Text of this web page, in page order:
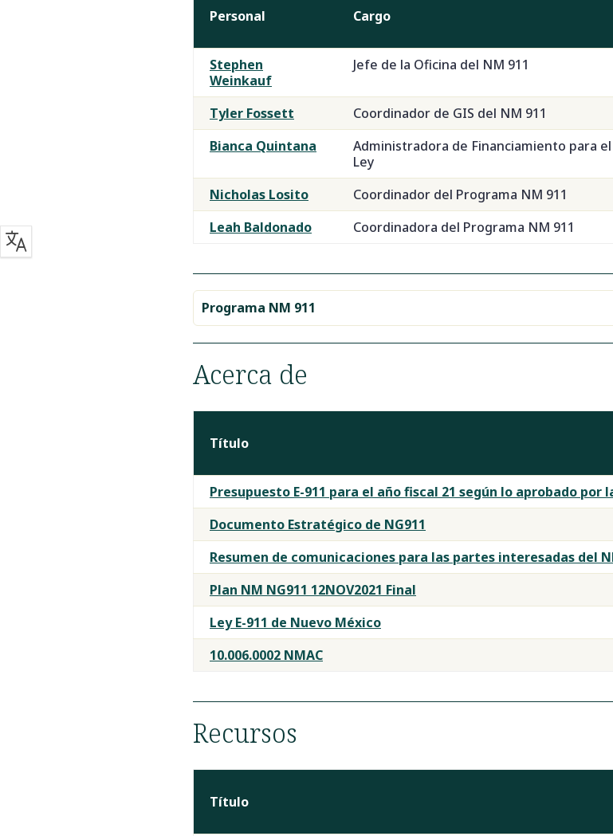
Personal
la
Oficina
del
NM
Personal Cargo
Stephen
Weinkauf
Jefe de la Oficina del NM 911
Tyler Fossett Coordinador de GIS del NM 911
Bianca Quintana
Administradora de Financiamiento para
Ley
Nicholas Losito Coordinador del Programa NM 911
Leah Baldonado
Coordinadora del Programa NM 911
Programa NM 911
Acerca de
Documentos
del
NM
911
Título
Presupuesto E-911 para el año fiscal 21 según lo aprobado por
Documento Estratégico de NG911
Resumen de comunicaciones para las partes interesadas del
Plan NM NG911 12NOV2021 Final
Ley E-911 de Nuevo México
10.006.0002 NMAC
Recursos
Título